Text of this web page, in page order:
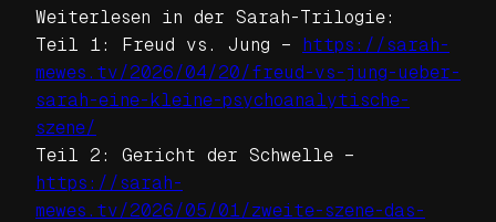
Weiterlesen in der Sarah-Trilogie:
Teil 1: Freud vs. Jung – https://sarah-
mewes.tv/2026/04/20/freud-vs-jung-ueber-
sarah-eine-kleine-psychoanalytische-
szene/
Teil 2: Gericht der Schwelle –
https://sarah-
mewes.tv/2026/05/01/zweite-szene-das-